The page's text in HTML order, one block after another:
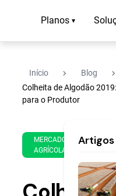
Planos ▾
Início navigate_next Blog navigate_next
Colheita de Algodão
para o Produtor
MERCADO
AGRÍCOLA
Sep
2019
Artigos